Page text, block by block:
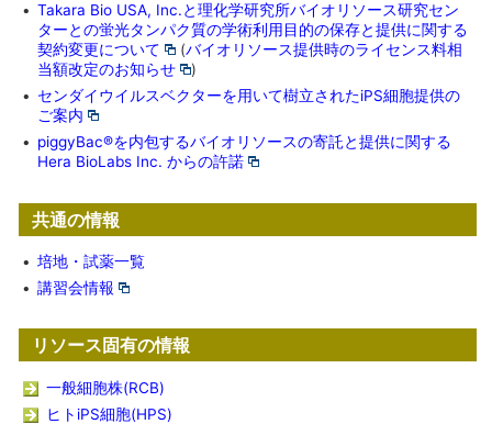
• Takara Bio USA, Inc.と理化学研究所バイオリソース研究セン
ターとの蛍光タンパク質の学術利用目的の保存と提供に関する
契約変更について
(バイオリソース提供時のライセンス料相
当額改定のお知らせ
)
• センダイウイルスベクターを用いて樹立されたiPS細胞提供の
ご案内
• piggyBac®を内包するバイオリソースの寄託と提供に関する
Hera BioLabs Inc. からの許諾
共通の情報
• 培地・試薬一覧
• 講習会情報
リソース固有の情報
一般細胞株(RCB)
ヒトiPS細胞(HPS)